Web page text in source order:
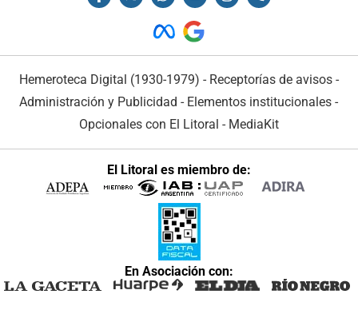
Hemeroteca Digital (1930-1979) - Receptorías de avisos -
Administración y Publicidad - Elementos institucionales -
Opcionales con El Litoral - MediaKit
El Litoral es miembro de:
En Asociación con: